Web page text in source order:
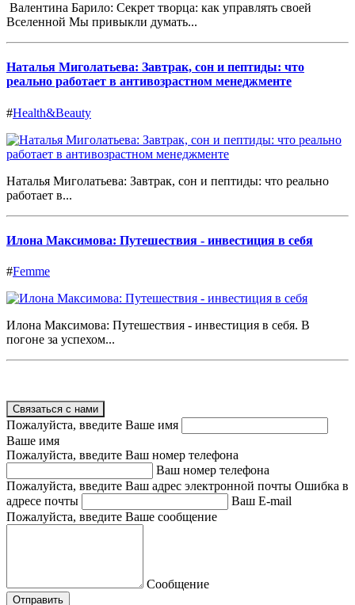
Валентина Барило: Секрет творца: как управлять своей
Вселенной Мы привыкли думать...
Наталья Миголатьева: Завтрак, сон и пептиды: что
реально работает в антивозрастном менеджменте
#Health&Beauty
Наталья Миголатьева: Завтрак, сон и пептиды: что реально
работает в...
Илона Максимова: Путешествия - инвестиция в себя
#Femme
Илона Максимова: Путешествия - инвестиция в себя. В
погоне за успехом...
Связаться с нами
Пожалуйста, введите Ваше имя
Ваше имя
Пожалуйста, введите Ваш номер телефона
Ваш номер телефона
Пожалуйста, введите Ваш адрес электронной почты Ошибка в
адресе почты
Ваш E-mail
Пожалуйста, введите Ваше сообщение
Сообщение